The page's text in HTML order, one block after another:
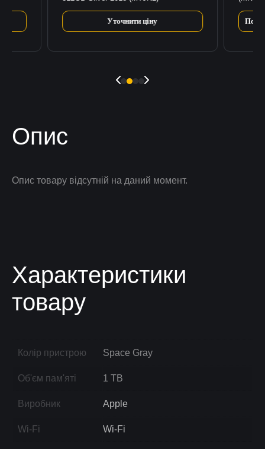
Уточнити ціну
Опис
Опис товару відсутній на даний момент.
Характеристики
товару
Колір пристрою Space Gray
Об'єм пам'яті 1 TB
Виробник Apple
Wi-Fi Wi-Fi